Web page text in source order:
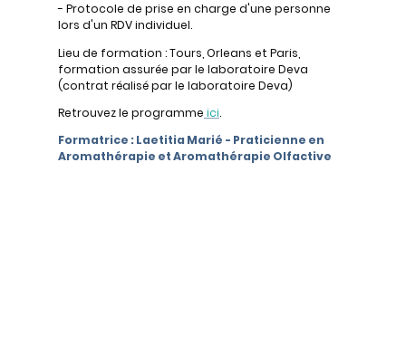
- Protocole de prise en charge d'une personne
lors d'un RDV individuel.
Lieu de formation : Tours, Orleans et Paris,
formation assurée par le laboratoire Deva
(contrat réalisé par le laboratoire Deva)
Retrouvez le programme ici.
Formatrice : Laetitia Marié - Praticienne en
Aromathérapie et Aromathérapie Olfactive